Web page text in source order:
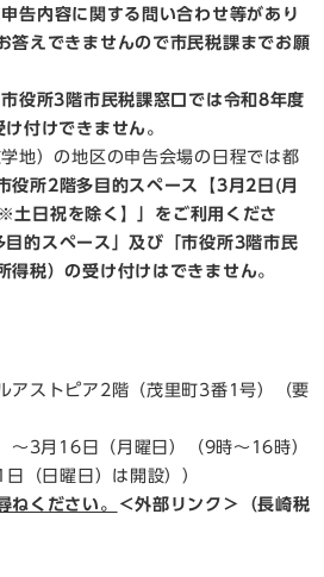
告内容に関する問い合わせ等があり
答えできませんので市民税課までお願
役所3階市民税課窓口では令和8年度
付けできません。
地）の地区の申告会場の日程では都
役所2階多目的スペース【3月2日(月
日祝を除く】」をご利用くださ
目的スペース」及び「市役所3階市民
得税）の受け付けはできません。
アストピア2階（茂里町3番1号）（要
～3月16日（月曜日）（9時～16時）
（日曜日）は開設））
ねください。
＜外部リンク＞
（長崎税